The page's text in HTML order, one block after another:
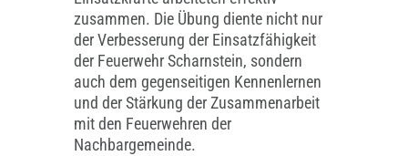
zusammen. Die Übung diente nicht nur
der Verbesserung der Einsatzfähigkeit
der Feuerwehr Scharnstein, sondern
auch dem gegenseitigen Kennenlernen
und der Stärkung der Zusammenarbeit
mit den Feuerwehren der
Nachbargemeinde.